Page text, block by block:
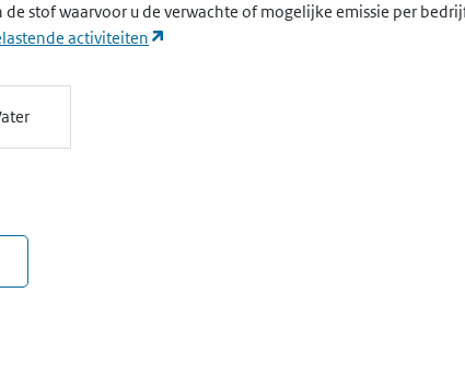
stof waarvoor u de verwachte of mogelijke emissie per
activiteiten